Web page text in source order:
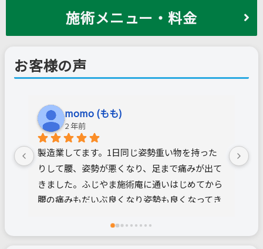
施術メニュー・料金
お客様の声
momo (もも)
2 年前
製造業してます。1日同じ姿勢重い物を持った
りして腰、姿勢が悪くなり、足まで痛みが出て
きました。ふじやま施術庵に通いはじめてから
腰の痛みもだいぶ良くなり姿勢も良くなってき
て色々アドバイスもしてくれます。これからも